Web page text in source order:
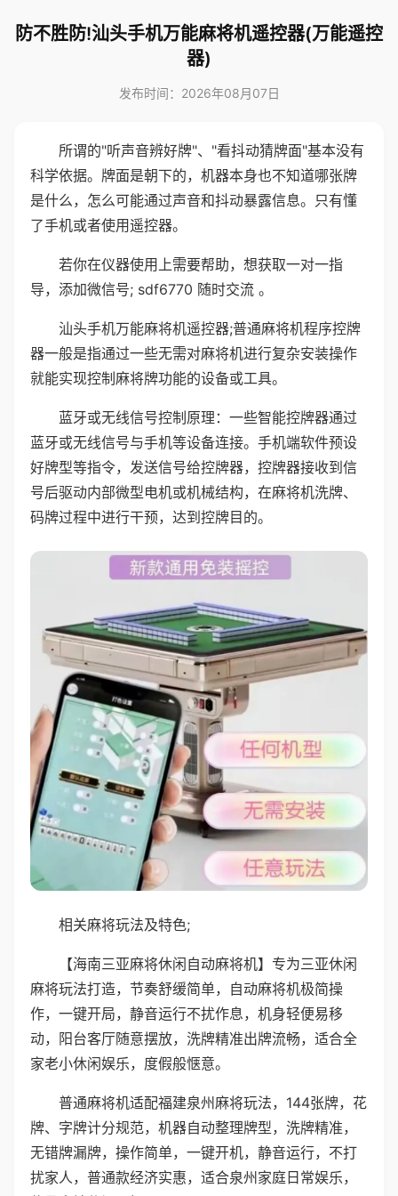
防不胜防!汕头手机万能麻将机遥控器(万能遥控
器)
发布时间：2026年08月07日
所谓的"听声音辨好牌"、"看抖动猜牌面"基本没有
科学依据。牌面是朝下的，机器本身也不知道哪张牌
是什么，怎么可能通过声音和抖动暴露信息。只有懂
了手机或者使用遥控器。
若你在仪器使用上需要帮助，想获取一对一指
导，添加微信号; sdf6770 随时交流 。
汕头手机万能麻将机遥控器;普通麻将机程序控牌
器一般是指通过一些无需对麻将机进行复杂安装操作
就能实现控制麻将牌功能的设备或工具。
蓝牙或无线信号控制原理：一些智能控牌器通过
蓝牙或无线信号与手机等设备连接。手机端软件预设
好牌型等指令，发送信号给控牌器，控牌器接收到信
号后驱动内部微型电机或机械结构，在麻将机洗牌、
码牌过程中进行干预，达到控牌目的。
相关麻将玩法及特色;
【海南三亚麻将休闲自动麻将机】专为三亚休闲
麻将玩法打造，节奏舒缓简单，自动麻将机极简操
作，一键开局，静音运行不扰作息，机身轻便易移
动，阳台客厅随意摆放，洗牌精准出牌流畅，适合全
家老小休闲娱乐，度假般惬意。
普通麻将机适配福建泉州麻将玩法，144张牌，花
牌、字牌计分规范，机器自动整理牌型，洗牌精准，
无错牌漏牌，操作简单，一键开机，静音运行，不打
扰家人，普通款经济实惠，适合泉州家庭日常娱乐，